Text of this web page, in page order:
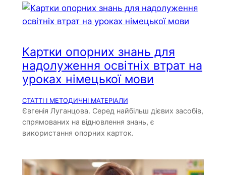
Картки опорних знань для
надолуження освітніх втрат на
уроках німецької мови
СТАТТІ І МЕТОДИЧНІ МАТЕРІАЛИ
Євгенія Луганцова. Серед найбільш дієвих засобів,
спрямованих на відновлення знань, є
використання опорних карток.